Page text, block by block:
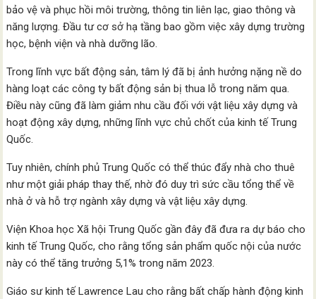
bảo vệ và phục hồi môi trường, thông tin liên lạc, giao thông và
năng lượng. Đầu tư cơ sở hạ tầng bao gồm việc xây dựng trường
học, bệnh viện và nhà dưỡng lão.
Trong lĩnh vực bất động sản, tâm lý đã bị ảnh hưởng nặng nề do
hàng loạt các công ty bất động sản bị thua lỗ trong năm qua.
Điều này cũng đã làm giảm nhu cầu đối với vật liệu xây dựng và
hoạt động xây dựng, những lĩnh vực chủ chốt của kinh tế Trung
Quốc.
Tuy nhiên, chính phủ Trung Quốc có thể thúc đẩy nhà cho thuê
như một giải pháp thay thế, nhờ đó duy trì sức cầu tổng thể về
nhà ở và hỗ trợ ngành xây dựng và vật liệu xây dựng.
Viện Khoa học Xã hội Trung Quốc gần đây đã đưa ra dự báo cho
kinh tế Trung Quốc, cho rằng tổng sản phẩm quốc nội của nước
này có thể tăng trưởng 5,1% trong năm 2023.
Giáo sư kinh tế Lawrence Lau cho rằng bất chấp hành động kinh